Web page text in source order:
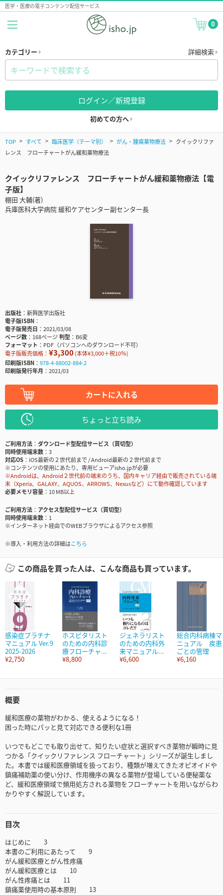
医学・医療の電子コンテンツ配信サービス
0
カテゴリー 詳細検索
ログイン／新規登録
初めての方へ
TOP すべて 臨床医学（テーマ別） がん・腫瘍薬物療法
クイックリファ
レンス フローチャートがん緩和薬物療法
クイックリファレンス フローチャートがん緩和薬物療法【電
子版】
棚田 大輔(著)
兵庫医科大学病院 緩和ケアセンター副センター長
出版社
新興医学出版社
電子版ISBN
電子版発売日
2021/03/08
ページ数
168ページ判型
B6変
フォーマット
PDF（パソコンへのダウンロード不可）
電子版販売価格： ¥3,300(本体¥3,000＋税10％)
印刷版ISBN
978-4-88002-884-2
印刷版発行年月
2021/03
カートに入れる
ちょっと立ち読み
ご利用方法
ダウンロード型配信サービス（買切型）
同時使用端末数
3
対応OS
iOS最新の２世代前まで / Android最新の２世代前まで
※コンテンツの使用にあたり、専用ビューアisho.jpが必要
※Androidは、Android２世代前の端末のうち、国内キャリア経由で販売されている端
末（Xperia、GALAXY、AQUOS、ARROWS、Nexusなど）にて動作確認しています
必要メモリ容量
10 MB以上
ご利用方法
アクセス型配信サービス（買切型）
同時使用端末数
1
※インターネット経由でのWEBブラウザによるアクセス参照
※導入・利用方法の詳細はこちら
この商品を買った人は、こんな商品も買っています。
感染症プラチナ
マニュアル Ver.9
2025-2026
¥2,750
ホスピタリスト
のための内科診
療フローチャ...
¥8,800
ジェネラリスト
のための内科外
来マニュアル...
¥6,600
総合内科病棟マ
ニュアル 疾患
ごとの管理
¥6,160
概要
緩和医療の薬物がわかる、使えるようになる！
困った時にパッと見て対応できる便利な1冊
いつでもどこでも取り出せて、知りたい症状と選択すべき薬物が瞬時に見
つかる「クイックリファレンス フローチャート」シリーズが誕生しまし
た。本書では緩和医療領域を扱っており、種類が増えてきたオピオイドや
鎮痛補助薬の使い分け、作用機序の異なる薬物が登場している便秘薬な
ど、緩和医療領域で頻用処方される薬物をフローチャートを用いながらわ
かりやすく解説しています。
目次
はじめに 3
本書のご利用にあたって 9
がん緩和医療とがん性疼痛
がん緩和医療とは 10
がん性疼痛とは 11
鎮痛薬使用時の基本原則 13